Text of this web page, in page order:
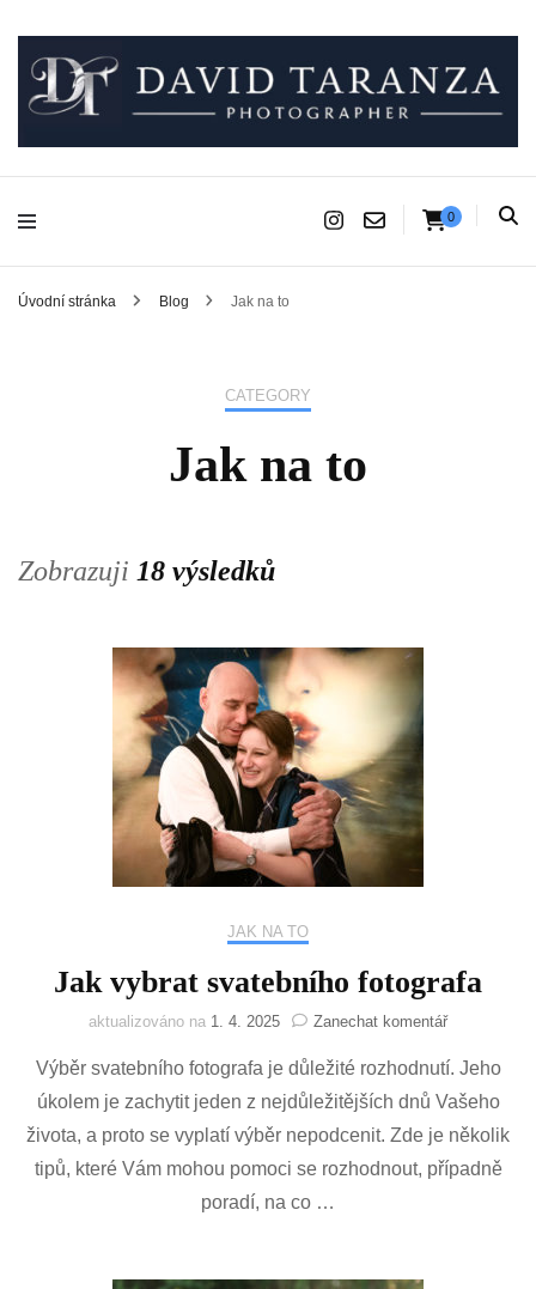
David Taranza
Fotograf pro chvíle, na kterých záleží.
0
Úvodní stránka Blog Jak na to
CATEGORY
Jak na to
Zobrazuji 18 výsledků
JAK NA TO
Jak vybrat svatebního fotografa
aktualizováno na 1. 4. 2025 Zanechat komentářna
vybrat
svatebního
Výběr svatebního fotografa je důležité rozhodnutí. Jeho
úkolem je zachytit jeden z nejdůležitějších dnů Vašeho
života, a proto se vyplatí výběr nepodcenit. Zde je několik
tipů, které Vám mohou pomoci se rozhodnout, případně
poradí, na co …